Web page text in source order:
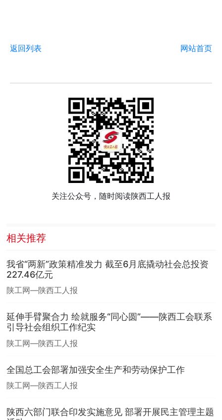
返回列表 网站首页
关注公众号，随时阅读陕西工人报
相关推荐
我省“两新”政策精准发力 截至6月底撬动社会总投资
227.46亿元
陕工网—陕西工人报
延伸手臂聚合力 绘就服务“同心圆”——陕西工会联系
引导社会组织工作纪实
陕工网—陕西工人报
全国总工会部署加强安全生产和劳动保护工作
陕工网—陕西工人报
陕西六部门联合印发实施意见 部署开展民主管理主题